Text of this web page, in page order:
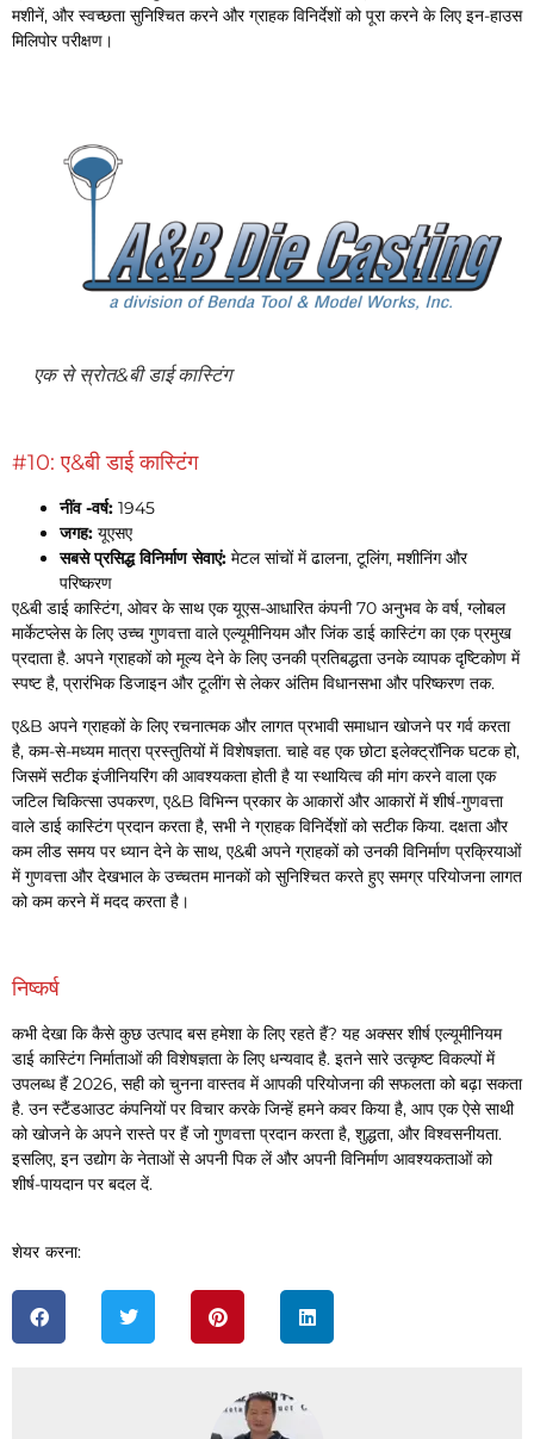
मशीनें, और स्वच्छता सुनिश्चित करने और ग्राहक विनिर्देशों को पूरा करने के लिए इन-हाउस
मिलिपोर परीक्षण।
एक से स्रोत&बी डाई कास्टिंग
#10: ए&बी डाई कास्टिंग
नींव -वर्ष: 1945
जगह: यूएसए
सबसे प्रसिद्ध विनिर्माण सेवाएं: मेटल सांचों में ढालना, टूलिंग, मशीनिंग और
परिष्करण
ए&बी डाई कास्टिंग, ओवर के साथ एक यूएस-आधारित कंपनी 70 अनुभव के वर्ष, ग्लोबल
मार्केटप्लेस के लिए उच्च गुणवत्ता वाले एल्यूमीनियम और जिंक डाई कास्टिंग का एक प्रमुख
प्रदाता है. अपने ग्राहकों को मूल्य देने के लिए उनकी प्रतिबद्धता उनके व्यापक दृष्टिकोण में
स्पष्ट है, प्रारंभिक डिजाइन और टूलींग से लेकर अंतिम विधानसभा और परिष्करण तक.
ए&B अपने ग्राहकों के लिए रचनात्मक और लागत प्रभावी समाधान खोजने पर गर्व करता
है, कम-से-मध्यम मात्रा प्रस्तुतियों में विशेषज्ञता. चाहे वह एक छोटा इलेक्ट्रॉनिक घटक हो,
जिसमें सटीक इंजीनियरिंग की आवश्यकता होती है या स्थायित्व की मांग करने वाला एक
जटिल चिकित्सा उपकरण, ए&B विभिन्न प्रकार के आकारों और आकारों में शीर्ष-गुणवत्ता
वाले डाई कास्टिंग प्रदान करता है, सभी ने ग्राहक विनिर्देशों को सटीक किया. दक्षता और
कम लीड समय पर ध्यान देने के साथ, ए&बी अपने ग्राहकों को उनकी विनिर्माण प्रक्रियाओं
में गुणवत्ता और देखभाल के उच्चतम मानकों को सुनिश्चित करते हुए समग्र परियोजना लागत
को कम करने में मदद करता है।
निष्कर्ष
कभी देखा कि कैसे कुछ उत्पाद बस हमेशा के लिए रहते हैं? यह अक्सर शीर्ष एल्यूमीनियम
डाई कास्टिंग निर्माताओं की विशेषज्ञता के लिए धन्यवाद है. इतने सारे उत्कृष्ट विकल्पों में
उपलब्ध हैं 2026, सही को चुनना वास्तव में आपकी परियोजना की सफलता को बढ़ा सकता
है. उन स्टैंडआउट कंपनियों पर विचार करके जिन्हें हमने कवर किया है, आप एक ऐसे साथी
को खोजने के अपने रास्ते पर हैं जो गुणवत्ता प्रदान करता है, शुद्धता, और विश्वसनीयता.
इसलिए, इन उद्योग के नेताओं से अपनी पिक लें और अपनी विनिर्माण आवश्यकताओं को
शीर्ष-पायदान पर बदल दें.
शेयर करना: